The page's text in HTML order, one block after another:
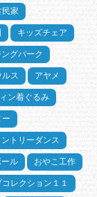
民家
キッズチェア
グパーク
ルス アヤメ
ン着ぐるみ
ー
ントリーダンス
ル おやこ工作
レクション１１